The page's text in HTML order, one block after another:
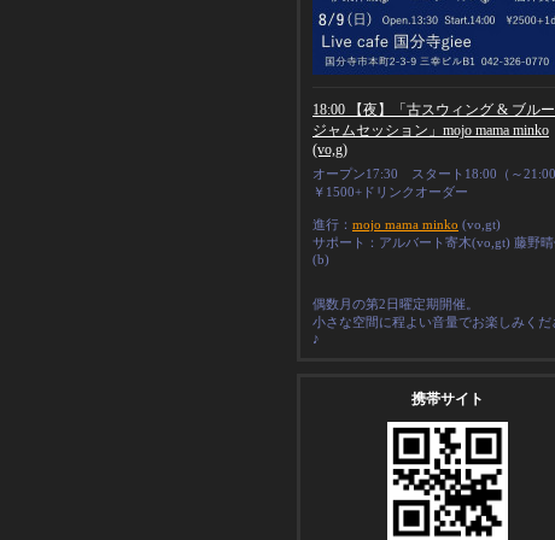
18:00 【夜】「古スウィング & ブル
ジャムセッション」mojo mama minko
(vo,g)
オープン17:30 スタート18:00（～21:00
￥1500+ドリンクオーダー
進行： mojo mama minko (vo,gt)
サポート：アルバート寄木(vo,gt) 藤野
(b)
偶数月の第2日曜定期開催。
小さな空間に程よい音量でお楽しみくだ
♪
携帯サイト